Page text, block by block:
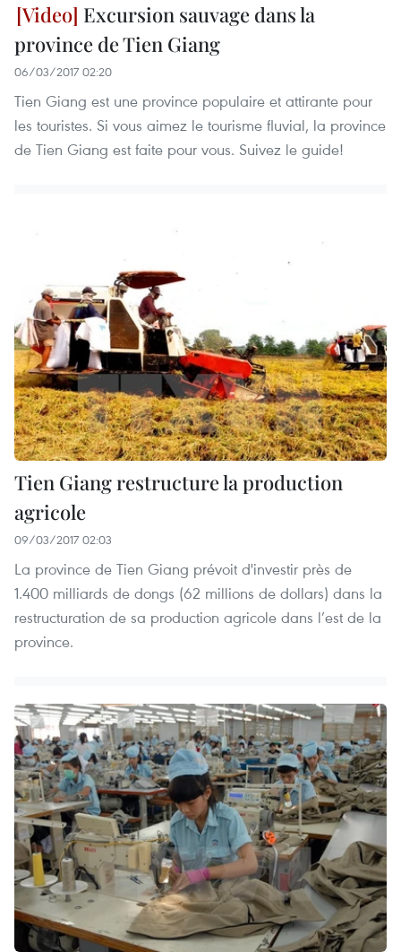
Excursion sauvage dans la
province de Tien Giang
06/03/2017 02:20
Tien Giang est une province populaire et attirante pour
les touristes. Si vous aimez le tourisme fluvial, la province
de Tien Giang est faite pour vous. Suivez le guide!
Tien Giang restructure la production
agricole
09/03/2017 02:03
La province de Tien Giang prévoit d'investir près de
1.400 milliards de dongs (62 millions de dollars) dans la
restructuration de sa production agricole dans l’est de la
province.